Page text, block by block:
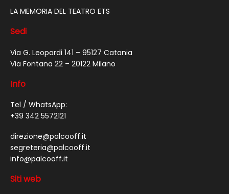
LA MEMORIA DEL TEATRO ETS
Sedi
Via G. Leopardi 141 – 95127 Catania
Via Fontana 22 – 20122 Milano
Info
Tel / WhatsApp:
+39 342 5572121
direzione@palcooff.it
segreteria@palcooff.it
info@palcooff.it
Siti web